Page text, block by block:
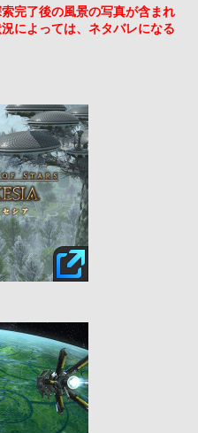
完了後の風景の写真が含まれ
によっては、ネタバレになる